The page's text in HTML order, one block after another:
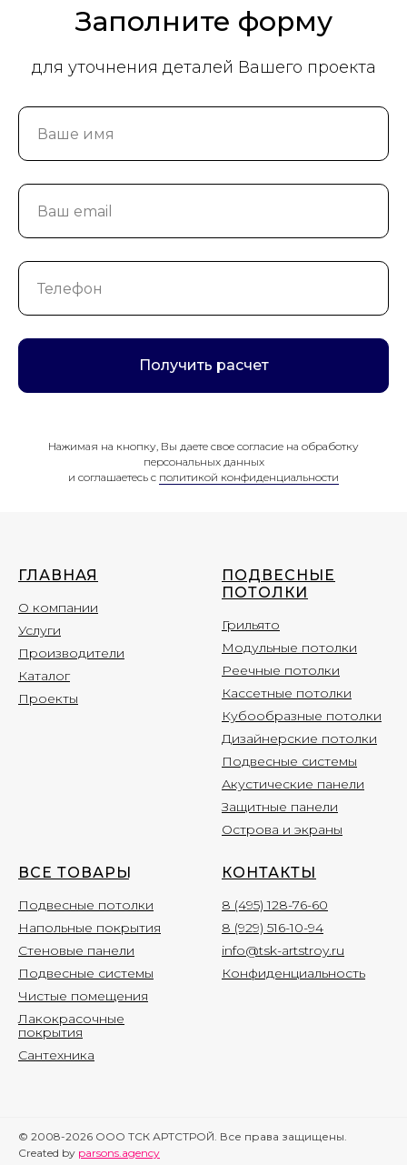
Заполните форму
для уточнения деталей Вашего проекта
Получить расчет
Нажимая на кнопку, Вы даете свое согласие на обработку
персональных данных
и соглашаетесь c политикой конфиденциальности
ГЛАВНАЯ
О компании
Услуги
Производители
Каталог
Проекты
ПОДВЕСНЫЕ
ПОТОЛКИ
Грильято
Модульные потолки
Реечные потолки
Кассетные потолки
Кубообразные потолки
Дизайнерские потолки
Подвесные системы
Акустические панели
Защитные панели
Острова и экраны
ВСЕ ТОВАР Ы
Подвесные потолки
Напольные покрытия
Стеновые панели
Подвесные системы
Чистые помещения
Лакокрасочные
покрытия
Сантехника
КОНТАКТЫ
8 (495) 128-76-60
8 (929) 516-10-94
info@tsk-artstroy.ru
Конфиденциальность
© 2008-2026 ООО ТСК АРТСТРОЙ. Все права защищены.
Created by parsons.agency